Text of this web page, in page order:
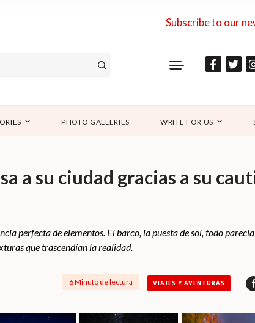
Subscribe to our
PHOTO GALLERIES WRITE FOR US
a su ciudad gracias a su
perfecta de elementos. El barco, la puesta de sol, todo
que trascendían la realidad.
6 Minuto de lectura VIAJES Y AVENTURAS